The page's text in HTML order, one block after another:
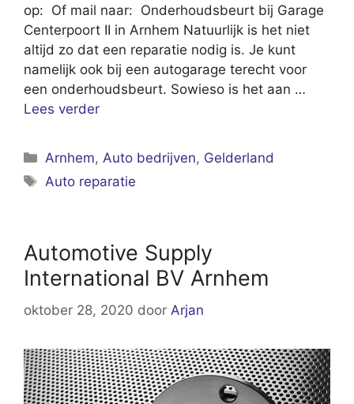
op: Of mail naar: Onderhoudsbeurt bij Garage
Centerpoort II in Arnhem Natuurlijk is het niet
altijd zo dat een reparatie nodig is. Je kunt
namelijk ook bij een autogarage terecht voor
een onderhoudsbeurt. Sowieso is het aan …
Lees verder
Categorieën
Arnhem,Auto bedrijven, Gelderland
Tags
Auto reparatie
Automotive Supply
International BV Arnhem
oktober 28, 2020 door Arjan